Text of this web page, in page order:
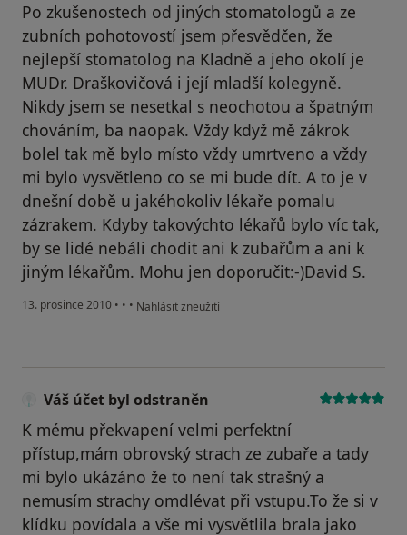
Po zkušenostech od jiných stomatologů a ze
zubních pohotovostí jsem přesvědčen, že
nejlepší stomatolog na Kladně a jeho okolí je
MUDr. Draškovičová i její mladší kolegyně.
Nikdy jsem se nesetkal s neochotou a špatným
chováním, ba naopak. Vždy když mě zákrok
bolel tak mě bylo místo vždy umrtveno a vždy
mi bylo vysvětleno co se mi bude dít. A to je v
dnešní době u jakéhokoliv lékaře pomalu
zázrakem. Kdyby takovýchto lékařů bylo víc tak,
by se lidé nebáli chodit ani k zubařům a ani k
jiným lékařům. Mohu jen doporučit:-)David S.
13. prosince 2010 • • • podle názoru uživatele Váš účet byl odstraněn
Nahlásit zneužití
Váš účet byl odstraněn
K mému překvapení velmi perfektní
přístup,mám obrovský strach ze zubaře a tady
mi bylo ukázáno že to není tak strašný a
nemusím strachy omdlévat při vstupu.To že si v
klídku povídala a vše mi vysvětlila brala jako